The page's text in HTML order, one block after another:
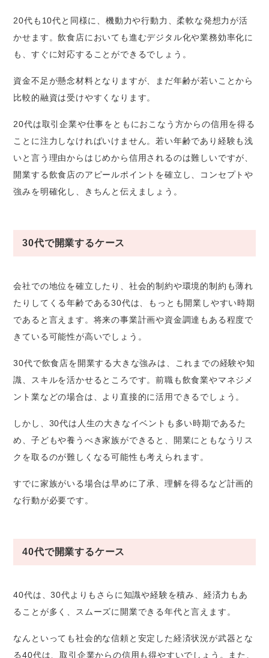
20代も10代と同様に、機動力や行動力、柔軟な発想力が活
かせます。飲食店においても進むデジタル化や業務効率化に
も、すぐに対応することができるでしょう。
資金不足が懸念材料となりますが、まだ年齢が若いことから
比較的融資は受けやすくなります。
20代は取引企業や仕事をともにおこなう方からの信用を得る
ことに注力しなければいけません。若い年齢であり経験も浅
いと言う理由からはじめから信用されるのは難しいですが、
開業する飲食店のアピールポイントを確立し、コンセプトや
強みを明確化し、きちんと伝えましょう。
30代で開業するケース
会社での地位を確立したり、社会的制約や環境的制約も薄れ
たりしてくる年齢である30代は、もっとも開業しやすい時期
であると言えます。将来の事業計画や資金調達もある程度で
きている可能性が高いでしょう。
30代で飲食店を開業する大きな強みは、これまでの経験や知
識、スキルを活かせるところです。前職も飲食業やマネジメ
ント業などの場合は、より直接的に活用できるでしょう。
しかし、30代は人生の大きなイベントも多い時期であるた
め、子どもや養うべき家族ができると、開業にともなうリス
クを取るのが難しくなる可能性も考えられます。
すでに家族がいる場合は早めに了承、理解を得るなど計画的
な行動が必要です。
40代で開業するケース
40代は、30代よりもさらに知識や経験を積み、経済力もあ
ることが多く、スムーズに開業できる年代と言えます。
なんといっても社会的な信頼と安定した経済状況が武器とな
る40代は、取引企業からの信用も得やすいでしょう。また、